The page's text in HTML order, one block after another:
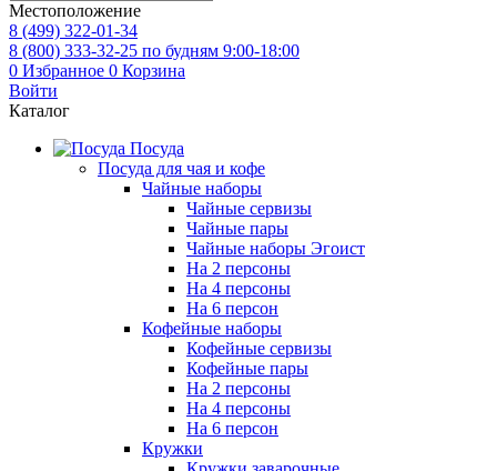
Местоположение
8 (499) 322-01-34
8 (800) 333-32-25 по будням 9:00-18:00
0 Избранное 0 Корзина
Войти
Каталог
Посуда
Посуда для чая и кофе
Чайные наборы
Чайные сервизы
Чайные пары
Чайные наборы Эгоист
На 2 персоны
На 4 персоны
На 6 персон
Кофейные наборы
Кофейные сервизы
Кофейные пары
На 2 персоны
На 4 персоны
На 6 персон
Кружки